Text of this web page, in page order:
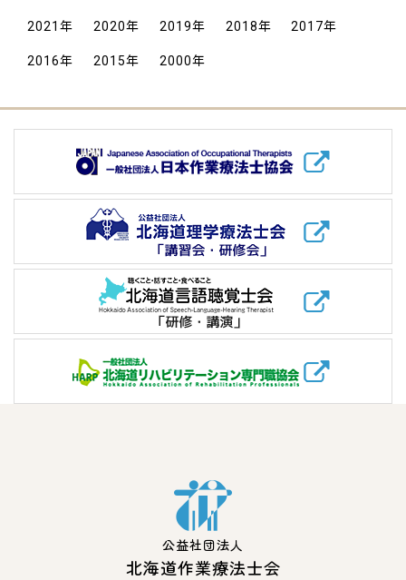
2021年 2020年 2019年 2018年 2017年
2016年 2015年 2000年
公益社団法人
北海道作業療法士会